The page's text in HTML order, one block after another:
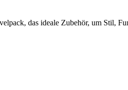
das ideale Zubehör, um Stil,